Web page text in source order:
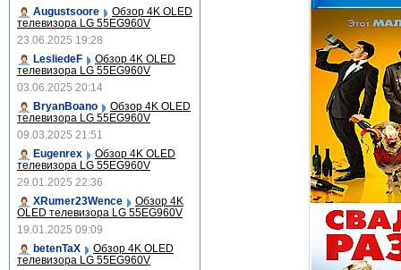
Augustsoore
Обзор 4K OLED
телевизора LG 55EG960V
23.06.2025 19:28
LesliedeF
Обзор 4K OLED
телевизора LG 55EG960V
03.06.2025 20:14
BryanBoano
Обзор 4K OLED
телевизора LG 55EG960V
09.03.2025 21:51
Eugenrex
Обзор 4K OLED
телевизора LG 55EG960V
29.01.2025 22:36
XRumer23Wence
Обзор 4K
OLED телевизора LG 55EG960V
19.01.2025 09:09
betenTaX
Обзор 4K OLED
телевизора LG 55EG960V